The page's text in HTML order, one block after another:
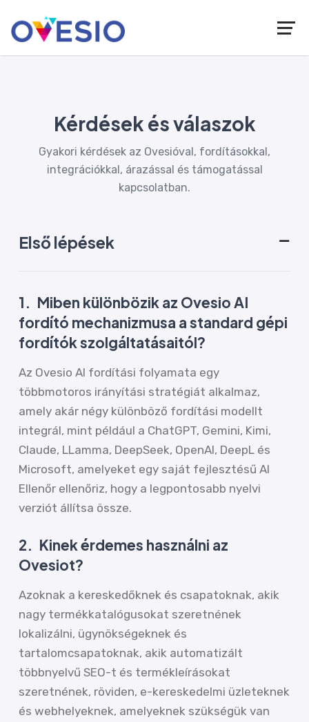
Kérdések és válaszok
Gyakori kérdések az Ovesióval, fordításokkal,
integrációkkal, árazással és támogatással
kapcsolatban.
Első lépések
1. Miben különbözik az Ovesio AI
fordító mechanizmusa a standard gépi
fordítók szolgáltatásaitól?
Az Ovesio AI fordítási folyamata egy
többmotoros irányítási stratégiát alkalmaz,
amely akár négy különböző fordítási modellt
integrál, mint például a ChatGPT, Gemini, Kimi,
Claude, LLamma, DeepSeek, OpenAI, DeepL és
Microsoft, amelyeket egy saját fejlesztésű AI
Ellenőr ellenőriz, hogy a legpontosabb nyelvi
verziót állítsa össze.
2. Kinek érdemes használni az
Ovesiot?
Azoknak a kereskedőknek és csapatoknak, akik
nagy termékkatalógusokat szeretnének
lokalizálni, ügynökségeknek és
tartalomcsapatoknak, akik automatizált
többnyelvű SEO-t és termékleírásokat
szeretnének, röviden, e-kereskedelmi üzleteknek
és webhelyeknek, amelyeknek szükségük van